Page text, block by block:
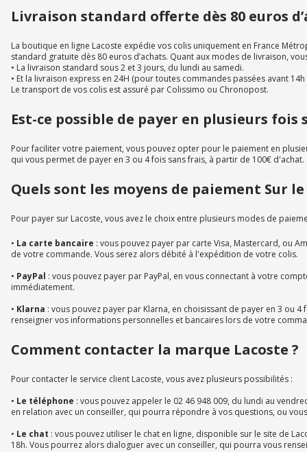
Livraison standard offerte dès 80 euros
La boutique en ligne Lacoste expédie vos colis uniquement en France
standard gratuite dès 80 euros d’achats. Quant aux modes de livraison,
• La livraison standard sous 2 et 3 jours, du lundi au samedi.
• Et la livraison express en 24H (pour toutes commandes passées avant
Le transport de vos colis est assuré par Colissimo ou Chronopost.
Est-ce possible de payer en plusieurs fois
Pour faciliter votre paiement, vous pouvez opter pour le paiement en
qui vous permet de payer en 3 ou 4 fois sans frais, à partir de 100€ d'achat.
Quels sont les moyens de paiement Sur
Pour payer sur Lacoste, vous avez le choix entre plusieurs modes de
• La carte bancaire : vous pouvez payer par carte Visa, Mastercard, ou
de votre commande. Vous serez alors débité à l'expédition de votre colis.
• PayPal : vous pouvez payer par PayPal, en vous connectant à votre
immédiatement.
• Klarna : vous pouvez payer par Klarna, en choisissant de payer en 3 ou
renseigner vos informations personnelles et bancaires lors de votre
Comment contacter la marque Lacoste ?
Pour contacter le service client Lacoste, vous avez plusieurs possibilités :
• Le téléphone : vous pouvez appeler le 02 46 948 009, du lundi au
en relation avec un conseiller, qui pourra répondre à vos questions, ou
• Le chat : vous pouvez utiliser le chat en ligne, disponible sur le site de
18h. Vous pourrez alors dialoguer avec un conseiller, qui pourra vous